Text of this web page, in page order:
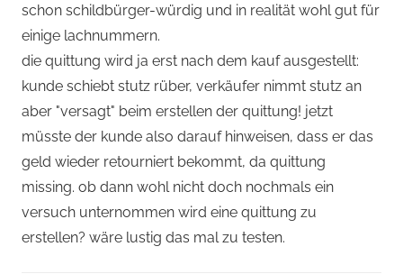
schon schildbürger-würdig und in realität wohl gut für
einige lachnummern.
die quittung wird ja erst nach dem kauf ausgestellt:
kunde schiebt stutz rüber, verkäufer nimmt stutz an
aber "versagt" beim erstellen der quittung! jetzt
müsste der kunde also darauf hinweisen, dass er das
geld wieder retourniert bekommt, da quittung
missing. ob dann wohl nicht doch nochmals ein
versuch unternommen wird eine quittung zu
erstellen? wäre lustig das mal zu testen.